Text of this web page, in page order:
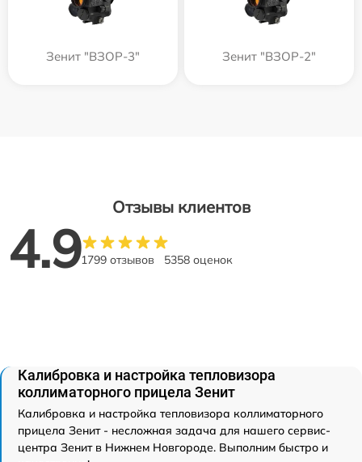
Зенит "ВЗОР-3" Зенит "ВЗОР-2"
Отзывы клиентов
4.91799 отзывов 5358 оценок
Калибровка и настройка тепловизора
коллиматорного прицела Зенит
Калибровка и настройка тепловизора коллиматорного
прицела Зенит - несложная задача для нашего сервис-
центра Зенит в Нижнем Новгороде. Выполним быстро и